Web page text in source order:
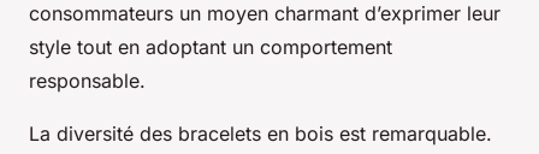
consommateurs un moyen charmant d’exprimer leur
style tout en adoptant un comportement
responsable.
La diversité des bracelets en bois est remarquable.